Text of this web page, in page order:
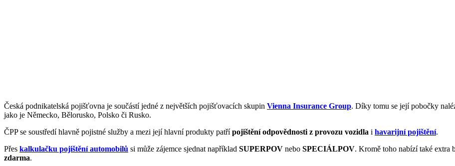
Česká podnikatelská pojišťovna je součástí jedné z největších pojišťovacích skupin Vienna Insurance Group. Díky tomu se její pobočky
jako je Německo, Bělorusko, Polsko či Rusko.
ČPP se soustředí hlavně pojistné služby a mezi její hlavní produkty patřípojištění odpovědnosti z provozu vozidla i havarijní pojištění.
Přes kalkulačku pojištění automobilů si může zájemce sjednat například SUPERPOV nebo SPECIÁLPOV. Kromě toho nabízí také extra
zdarma.